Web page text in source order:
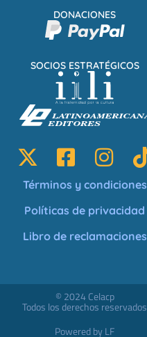
SOCIOS ESTRATÉGICOS
DONACIONES
Términos y condiciones
Políticas de privacidad
Libro de reclamaciones
© 2024 Celacp
Todos los derechos reservados
Powered by LF